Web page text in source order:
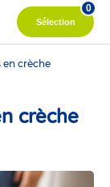
Sélection
0
en crèche
crèche